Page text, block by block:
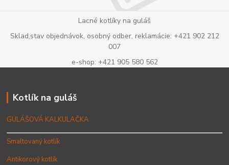
Lacné kotlíky na guláš
Sklad,stav objednávok, osobný odber, reklamácie: +421 902 212
007
e-shop: +421 905 580 562
Kotlík na guláš
GULÁŠOVÁ KALKULAČKA
Smaltovaný kotlík
Antikorový kotlík